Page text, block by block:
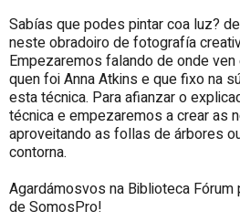
Sabías que podes pintar coa luz?
neste obradoiro de fotografía
Empezaremos falando de onde
quen foi Anna Atkins e que fixo na
esta técnica. Para afianzar o
técnica e empezaremos a crear as
aproveitando as follas de árbores
contorna.
Agardámosvos na Biblioteca Fórum
de SomosPro!